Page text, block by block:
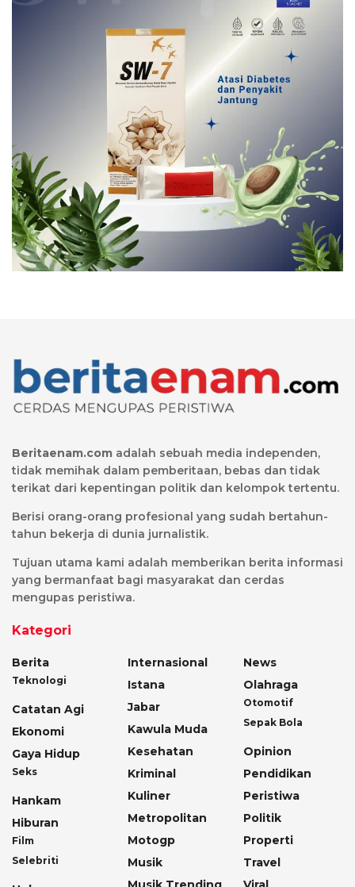
Beritaenam.com adalah sebuah media independen,
tidak memihak dalam pemberitaan, bebas dan tidak
terikat dari kepentingan politik dan kelompok tertentu.
Berisi orang-orang profesional yang sudah bertahun-
tahun bekerja di dunia jurnalistik.
Tujuan utama kami adalah memberikan berita informasi
yang bermanfaat bagi masyarakat dan cerdas
mengupas peristiwa.
Kategori
Berita
Teknologi
Catatan Agi
Ekonomi
Gaya Hidup
Seks
Hankam
Hiburan
Film
Selebriti
Internasional
Istana
Jabar
Kawula Muda
Kesehatan
Kriminal
Kuliner
Metropolitan
Motogp
Musik
News
Olahraga
Otomotif
Sepak Bola
Opinion
Pendidikan
Peristiwa
Politik
Properti
Travel